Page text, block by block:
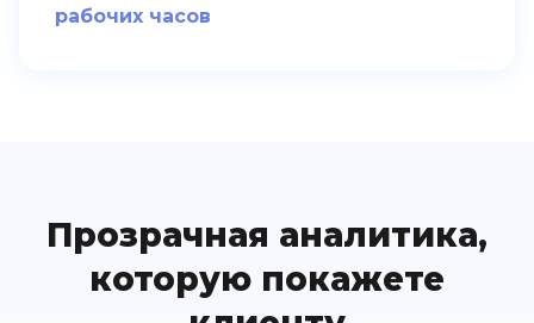
рабочих часов
Прозрачная аналитика,
которую покажете